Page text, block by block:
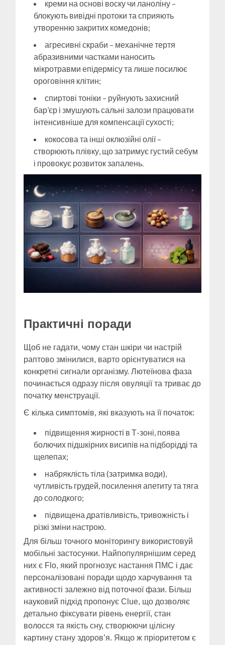
креми на основі воску чи ланоліну –
блокують вивідні протоки та сприяють
утворенню закритих комедонів;
агресивні скраби – механічне тертя
абразивними частками наносить
мікротравми епідермісу та лише посилює
ороговіння клітин;
спиртові тоніки – руйнують захисний
бар’єр і змушують сальні залози працювати
інтенсивніше для компенсації сухості;
кокосова та інші оклюзійні олії –
створюють плівку, що затримує густий себум
і провокує розвиток запалень.
Практичні поради
Щоб не гадати, чому стан шкіри чи настрій
раптово змінилися, варто орієнтуватися на
конкретні сигнали організму. Лютеїнова фаза
починається одразу після овуляції та триває до
початку менструації.
Є кілька симптомів, які вказують на її початок:
підвищення жирності в Т-зоні, поява
болючих підшкірних висипів на підборідді та
щелепах;
набряклість тіла (затримка води),
чутливість грудей, посилення апетиту та тяга
до солодкого;
підвищена дратівливість, тривожність і
різкі зміни настрою.
Для більш точного моніторингу використовуй
мобільні застосунки. Найпопулярнішим серед
них є Flo, який прогнозує настання ПМС і дає
персоналізовані поради щодо харчування та
активності залежно від поточної фази. Більш
науковий підхід пропонує Clue, що дозволяє
детально фіксувати рівень енергії, стан
волосся та якість сну, створюючи цілісну
картину стану здоров’я. Якщо ж пріоритетом є